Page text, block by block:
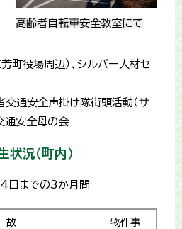
高齢者自転車安全教室にて
町役場周辺）、シルバー人材セ
通安全声掛け隊街頭活動（サ
通安全母の会
況（町内）
までの3か月間
故
物件事